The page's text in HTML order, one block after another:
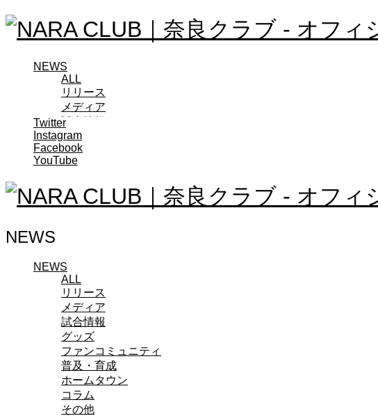
NEWS
ALL
リリース
メディア
試合情報
グッズ
ファンコミュニティ
普及・育成
コラム
その他
ソシオス
バモス
チアダンススクール
ボランティアチーム「volundeer」
ビクトリーロード
HOMEGAME
観戦ルール＆マナー
ホームゲーム運営管理規定
Jリーグ運営管理規定
写真・動画使用ガイドライン
ロートフィールド奈良
Twitter
Instagram
Facebook
YouTube
NEWS
NEWS
ALL
リリース
メディア
試合情報
グッズ
ファンコミュニティ
普及・育成
ホームタウン
コラム
その他